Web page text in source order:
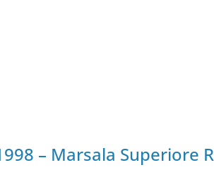
– Marsala Superiore